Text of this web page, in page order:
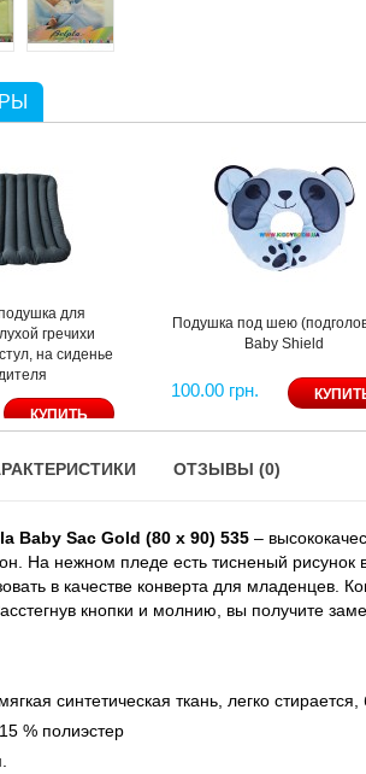
для
гречихи
на сиденье
Подушка под шею
Baby Shield
100.00 грн.
ОТЗЫВЫ (0)
Baby Sac Gold (80 х 90) 535 –
На нежном пледе есть тисненый
в качестве конверта для младенцев.
кнопки и молнию, вы получите
синтетическая ткань, легко
% полиэстер